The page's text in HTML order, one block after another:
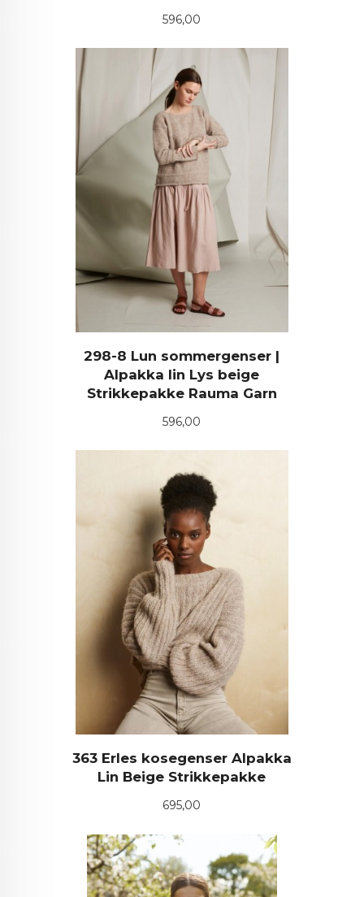
Pris
596,00
298-8 Lun sommergenser |
Alpakka lin Lys beige
Strikkepakke Rauma Garn
Pris
596,00
363 Erles kosegenser Alpakka
Lin Beige Strikkepakke
Pris
695,00